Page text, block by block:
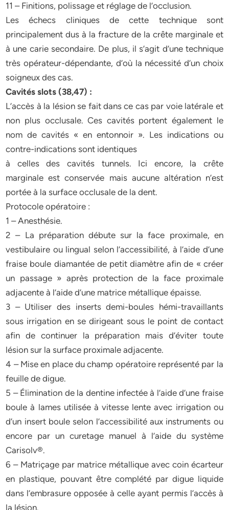
11 – Finitions, polissage et réglage de l’occlusion.
Les échecs cliniques de cette technique sont
principalement dus à la fracture de la crête marginale et
à une carie secondaire. De plus, il s’agit d’une technique
très opérateur-dépendante, d’où la nécessité d’un choix
soigneux des cas.
Cavités slots (38,47) :
L’accès à la lésion se fait dans ce cas par voie latérale et
non plus occlusale. Ces cavités portent également le
nom de cavités « en entonnoir ». Les indications ou
contre-indications sont identiques
à celles des cavités tunnels. Ici encore, la crête
marginale est conservée mais aucune altération n’est
portée à la surface occlusale de la dent.
Protocole opératoire :
1 – Anesthésie.
2 – La préparation débute sur la face proximale, en
vestibulaire ou lingual selon l’accessibilité, à l’aide d’une
fraise boule diamantée de petit diamètre afin de « créer
un passage » après protection de la face proximale
adjacente à l’aide d’une matrice métallique épaisse.
3 – Utiliser des inserts demi-boules hémi-travaillants
sous irrigation en se dirigeant sous le point de contact
afin de continuer la préparation mais d’éviter toute
lésion sur la surface proximale adjacente.
4 – Mise en place du champ opératoire représenté par la
feuille de digue.
5 – Élimination de la dentine infectée à l’aide d’une fraise
boule à lames utilisée à vitesse lente avec irrigation ou
d’un insert boule selon l’accessibilité aux instruments ou
encore par un curetage manuel à l’aide du système
Carisolv®.
6 – Matriçage par matrice métallique avec coin écarteur
en plastique, pouvant être complété par digue liquide
dans l’embrasure opposée à celle ayant permis l’accès à
la lésion.